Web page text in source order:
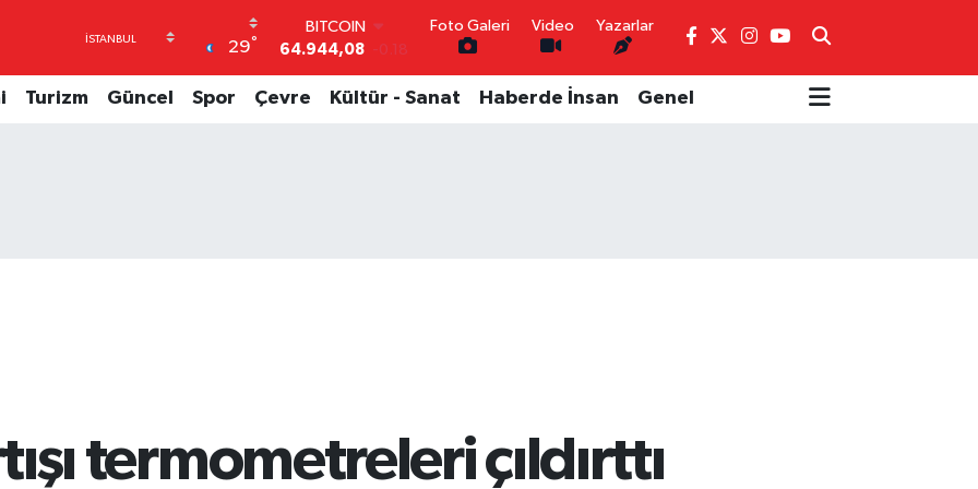
29°
DOLAR
47,7436
0.18
EURO
55,2510
0.32
Foto Galeri Video Yazarlar
Turizm Güncel Spor Çevre Kültür - Sanat Haberde İnsan Genel
termometreleri çıldırttı